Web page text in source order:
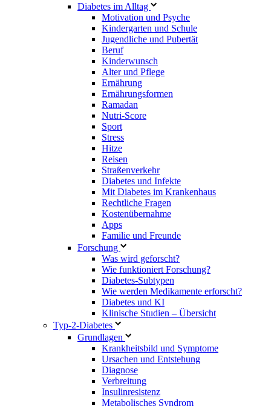
Diabetes im Alltag
Motivation und Psyche
Kindergarten und Schule
Jugendliche und Pubertät
Beruf
Kinderwunsch
Alter und Pflege
Ernährung
Ernährungsformen
Ramadan
Nutri-Score
Sport
Stress
Hitze
Reisen
Straßenverkehr
Diabetes und Infekte
Mit Diabetes im Krankenhaus
Rechtliche Fragen
Kostenübernahme
Apps
Familie und Freunde
Forschung
Was wird geforscht?
Wie funktioniert Forschung?
Diabetes-Subtypen
Wie werden Medikamente erforscht?
Diabetes und KI
Klinische Studien – Übersicht
Typ-2-Diabetes
Grundlagen
Krankheitsbild und Symptome
Ursachen und Entstehung
Diagnose
Verbreitung
Insulinresistenz
Metabolisches Syndrom